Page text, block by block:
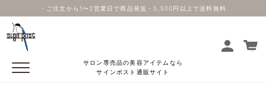
・ご注文から1〜2営業日で商品発送・5,500円以上で送料無料
サロン専売品の美容アイテムなら
サインポスト通販サイト